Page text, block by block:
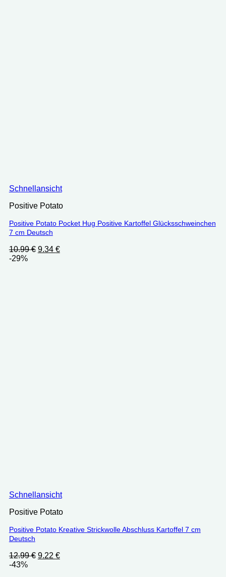
Schnellansicht
Positive Potato
Positive Potato Pocket Hug Positive Kartoffel Glücksschweinchen
7 cm Deutsch
10.99€ Ursprünglicher
9.34 €Aktueller
-29%
Schnellansicht
Positive Potato
Positive Potato Kreative Strickwolle Abschluss Kartoffel 7 cm
Deutsch
12.99€ Ursprünglicher
9.22 €Aktueller
-43%